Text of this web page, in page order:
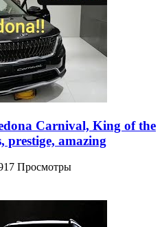
Carnival, King of the
amazing
Просмотры